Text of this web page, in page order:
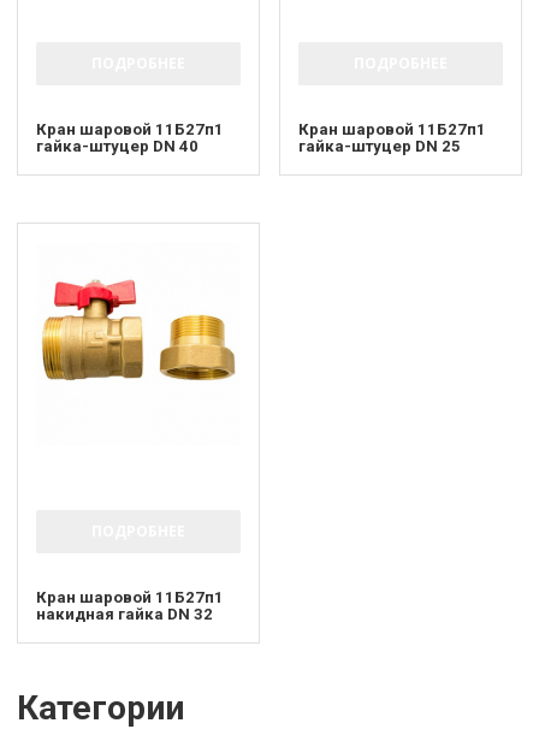
Кран шаровой 11Б27п1
гайка-штуцер DN 40
Кран шаровой 11Б27п1
гайка-штуцер DN 25
Кран шаровой 11Б27п1
накидная гайка DN 32
Категории